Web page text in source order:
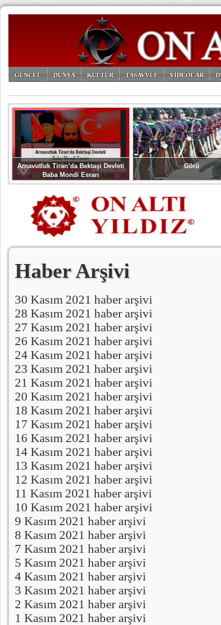
GÜNCEL DÜNYA KÜLTÜR TASAVVUF VİDEOLAR
Arnavutluk Tiran’da Bektaşi Devleti
Baba Mondi Esrarı
Görü
Haber Arşivi
30 Kasım 2021 haber arşivi
28 Kasım 2021 haber arşivi
27 Kasım 2021 haber arşivi
26 Kasım 2021 haber arşivi
24 Kasım 2021 haber arşivi
23 Kasım 2021 haber arşivi
21 Kasım 2021 haber arşivi
20 Kasım 2021 haber arşivi
18 Kasım 2021 haber arşivi
17 Kasım 2021 haber arşivi
16 Kasım 2021 haber arşivi
14 Kasım 2021 haber arşivi
13 Kasım 2021 haber arşivi
12 Kasım 2021 haber arşivi
11 Kasım 2021 haber arşivi
10 Kasım 2021 haber arşivi
9 Kasım 2021 haber arşivi
8 Kasım 2021 haber arşivi
7 Kasım 2021 haber arşivi
5 Kasım 2021 haber arşivi
4 Kasım 2021 haber arşivi
3 Kasım 2021 haber arşivi
2 Kasım 2021 haber arşivi
1 Kasım 2021 haber arşivi